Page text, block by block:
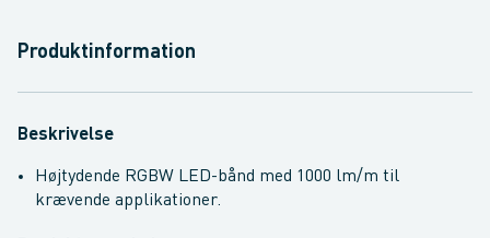
Produktinformation
Beskrivelse
Højtydende RGBW LED-bånd med 1000 lm/m til
krævende applikationer.